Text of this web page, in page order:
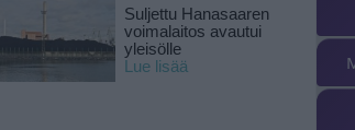
Suljettu Hanasaaren
voimalaitos avautui
yleisölle
Lue lisää